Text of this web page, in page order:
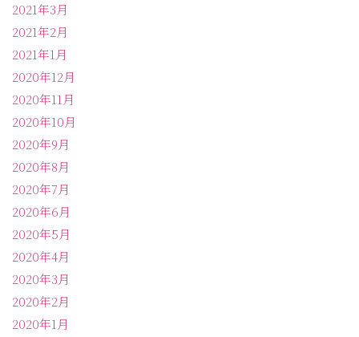
2021年3月
2021年2月
2021年1月
2020年12月
2020年11月
2020年10月
2020年9月
2020年8月
2020年7月
2020年6月
2020年5月
2020年4月
2020年3月
2020年2月
2020年1月